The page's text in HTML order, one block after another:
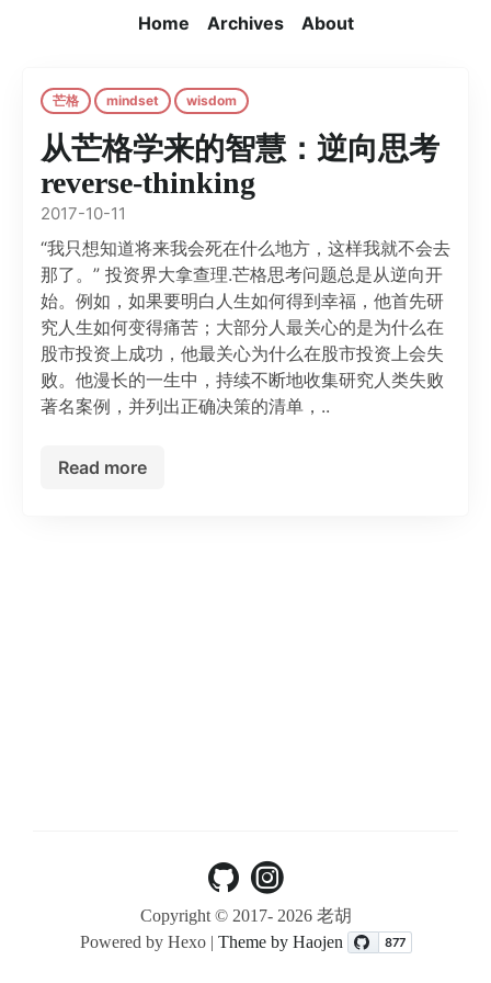
Home Archives About
芒格 mindset wisdom
从芒格学来的智慧：逆向思考
reverse-thinking
2017-10-11
“我只想知道将来我会死在什么地方，这样我就不会去
那了。” 投资界大拿查理.芒格思考问题总是从逆向开
始。例如，如果要明白人生如何得到幸福，他首先研
究人生如何变得痛苦；大部分人最关心的是为什么在
股市投资上成功，他最关心为什么在股市投资上会失
败。他漫长的一生中，持续不断地收集研究人类失败
著名案例，并列出正确决策的清单，..
Read more
Copyright © 2017-2026 老胡
Powered by Hexo | Theme by Haojen